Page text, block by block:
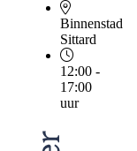
Binnenstad
Sittard
12:00 -
17:00
uur